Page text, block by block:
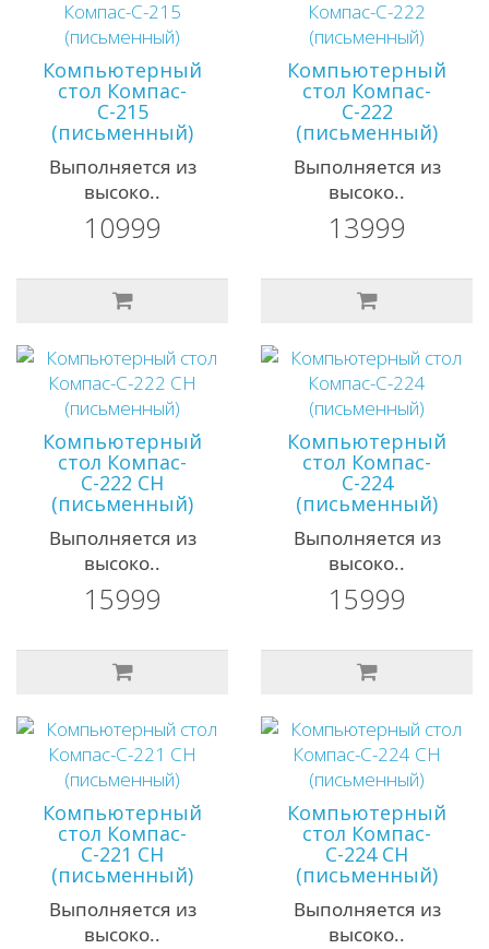
Компьютерный
стол Компас-
С-215
(письменный)
Выполняется из
высоко..
10999
Компьютерный
стол Компас-
С-222
(письменный)
Выполняется из
высоко..
13999
Компьютерный
стол Компас-
С-222 СН
(письменный)
Выполняется из
высоко..
15999
Компьютерный
стол Компас-
С-224
(письменный)
Выполняется из
высоко..
15999
Компьютерный
стол Компас-
С-221 СН
(письменный)
Выполняется из
высоко..
Компьютерный
стол Компас-
С-224 СН
(письменный)
Выполняется из
высоко..